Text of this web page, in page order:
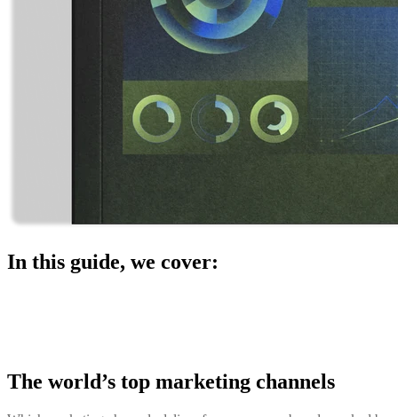
In this guide, we cover:
The world’s top marketing channels